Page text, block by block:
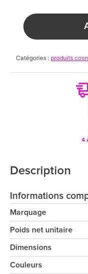
Catégories : produits
4
Description
Informations
Marquage
Poids net unitaire
Dimensions
Couleurs